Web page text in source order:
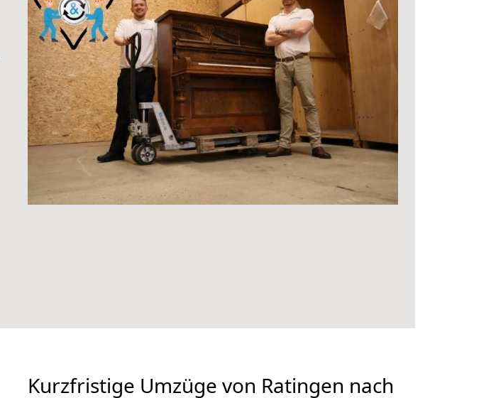
Kurzfristige Umzüge von Ratingen nach